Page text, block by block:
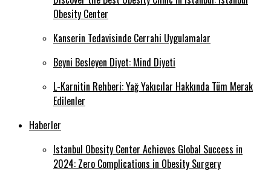
Obesity Center
Kanserin Tedavisinde Cerrahi Uygulamalar
Beyni Besleyen Diyet: Mind Diyeti
L-Karnitin Rehberi: Yağ Yakıcılar Hakkında Tüm Merak
Edilenler
Haberler
Istanbul Obesity Center Achieves Global Success in
2024: Zero Complications in Obesity Surgery